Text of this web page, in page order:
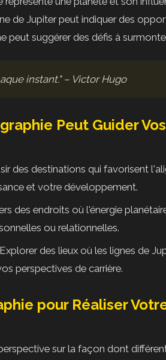
de Jupiter peut indiquer des
peut suggérer des défis à
instant." – Victor Hugo
Peut Guider Vos
des destinations qui favorisent
et votre développement.
des endroits où l'énergie
ou relationnelles.
des lieux où les lignes de
perspectives de carrière.
pour Réaliser
sur la façon dont